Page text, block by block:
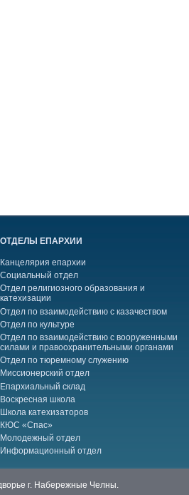
ОТДЕЛЫ ЕПАРХИИ
Канцелярия епархии
Социальный отдел
Отдел религиозного образования и
катехизации
Отдел по взаимодействию с казачеством
Отдел по культуре
Отдел по взаимодействию с вооруженными
силами и правоохранительными органами
Отдел по тюремному служению
Миссионерский отдел
Епархиальный склад
Воскресная школа
Школа катехизаторов
КЮС «Спас»
Молодежный отдел
Информационный отдел
г. Набережные Челны.